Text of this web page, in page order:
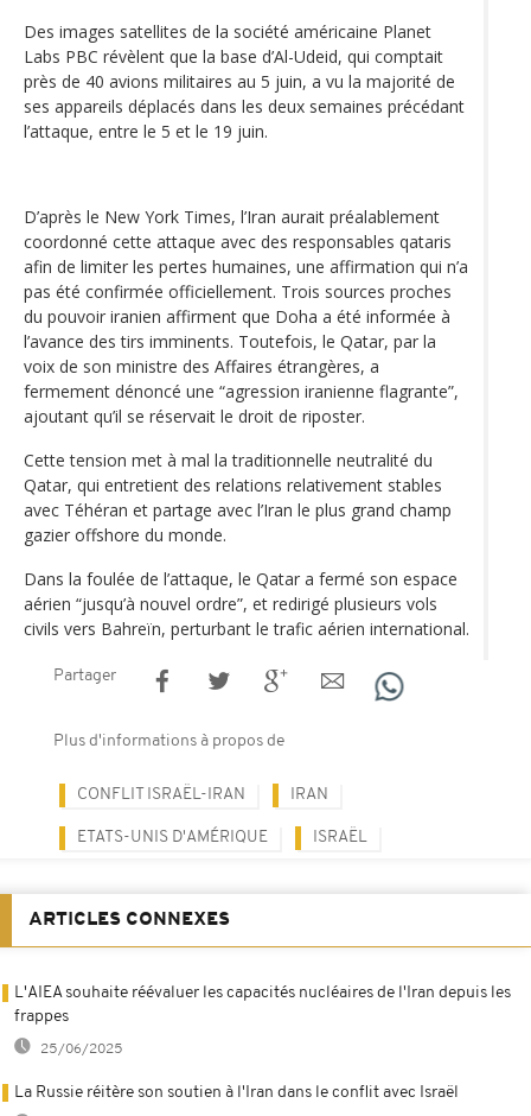
Des images satellites de la société américaine Planet
Labs PBC révèlent que la base d’Al-Udeid, qui comptait
près de 40 avions militaires au 5 juin, a vu la majorité de
ses appareils déplacés dans les deux semaines précédant
l’attaque, entre le 5 et le 19 juin.
D’après le New York Times, l’Iran aurait préalablement
coordonné cette attaque avec des responsables qataris
afin de limiter les pertes humaines, une affirmation qui n’a
pas été confirmée officiellement. Trois sources proches
du pouvoir iranien affirment que Doha a été informée à
l’avance des tirs imminents. Toutefois, le Qatar, par la
voix de son ministre des Affaires étrangères, a
fermement dénoncé une “agression iranienne flagrante”,
ajoutant qu’il se réservait le droit de riposter.
Cette tension met à mal la traditionnelle neutralité du
Qatar, qui entretient des relations relativement stables
avec Téhéran et partage avec l’Iran le plus grand champ
gazier offshore du monde.
Dans la foulée de l’attaque, le Qatar a fermé son espace
aérien “jusqu’à nouvel ordre”, et redirigé plusieurs vols
civils vers Bahreïn, perturbant le trafic aérien international.
Partager
Plus d'informations à propos de
CONFLIT ISRAËL-IRAN IRAN
ETATS-UNIS D'AMÉRIQUE ISRAËL
ARTICLES CONNEXES
L'AIEA souhaite réévaluer les capacités nucléaires de l'Iran depuis les
frappes
25/06/2025
La Russie réitère son soutien à l'Iran dans le conflit avec Israël